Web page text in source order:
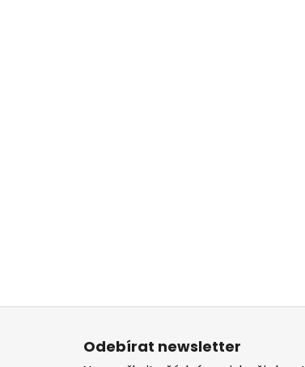
Z
Odebírat newsletter